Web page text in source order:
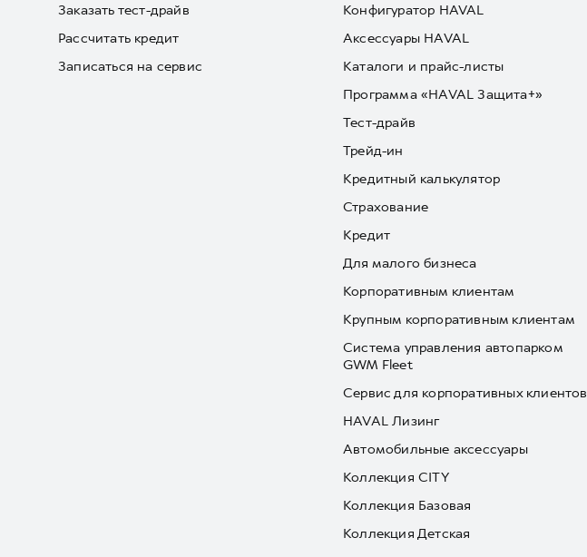
Заказать тест-драйв
Рассчитать кредит
Записаться на сервис
Конфигуратор HAVAL
Аксессуары HAVAL
Каталоги и прайс-листы
Программа «HAVAL Защита+»
Тест-драйв
Трейд-ин
Кредитный калькулятор
Страхование
Кредит
Для малого бизнеса
Корпоративным клиентам
Крупным корпоративным клиентам
Система управления автопарком
GWM Fleet
Сервис для корпоративных клиентов
HAVAL Лизинг
Автомобильные аксессуары
Коллекция CITY
Коллекция Базовая
Коллекция Детская